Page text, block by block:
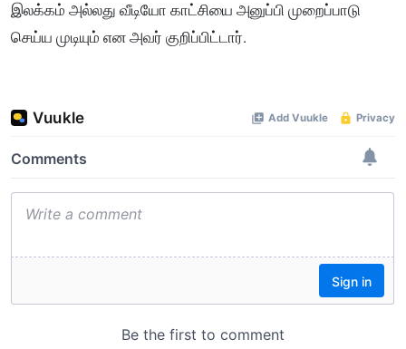
இலக்கம் அல்லது வீடியோ காட்சியை அனுப்பி முறைப்பாடு
செய்ய முடியும் என அவர் குறிப்பிட்டார்.